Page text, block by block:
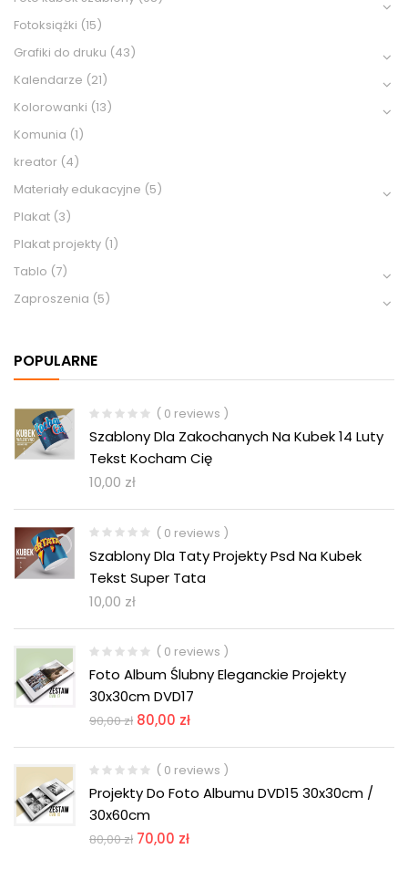
Fotoksiążki (15)
Grafiki do druku (43)
Kalendarze (21)
Kolorowanki (13)
Komunia (1)
kreator (4)
Materiały edukacyjne (5)
Plakat (3)
Plakat projekty (1)
Tablo (7)
Zaproszenia (5)
POPULARNE
( 0 reviews )
Szablony Dla Zakochanych Na Kubek 14 Luty
Tekst Kocham Cię
10,00 zł
( 0 reviews )
Szablony Dla Taty Projekty Psd Na Kubek
Tekst Super Tata
10,00 zł
( 0 reviews )
Foto Album Ślubny Eleganckie Projekty
30x30cm DVD17
90,00zł 80,00 zł
( 0 reviews )
Projekty Do Foto Albumu DVD15 30x30cm /
30x60cm
80,00zł 70,00 zł